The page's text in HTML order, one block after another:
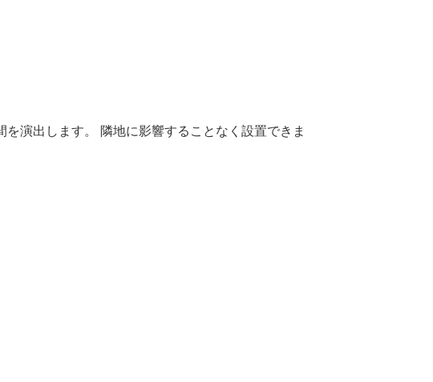
演出します。 隣地に影響することなく設置できま